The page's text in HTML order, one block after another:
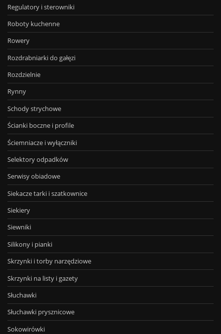
Regulatory i sterowniki
Roboty kuchenne
Rowery
Rozdrabniarki do gałęzi
Rozdzielnie
Rynny
Schody strychowe
Ścianki boczne i profile
Ściemniacze i wyłączniki
Selektory odpadków
Serwisy obiadowe
Siekacze tarki i szatkownice
Siekiery
Siewniki
Silikony i pianki
Skrzynki i torby narzędziowe
Skrzynki na listy i gazety
Słuchawki
Słuchawki prysznicowe
Sokowirówki